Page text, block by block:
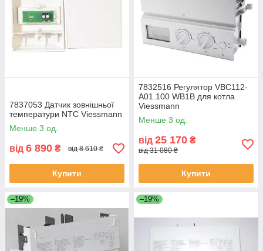
7837053 Датчик зовнішньої
температури NTC Viessmann
Менше 3 од.
від 6 890 ₴ від 8 610 ₴
Купити
7832516 Регулятор VBC112-
A01.100 WB1B для котла
Viessmann
Менше 3 од.
від 25 170 ₴
від 31 080 ₴
Купити
–19% –19%